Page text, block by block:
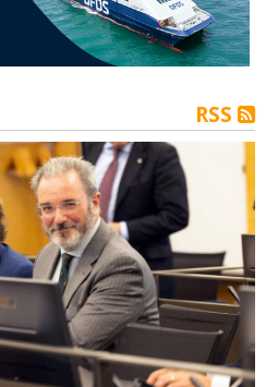
RSS